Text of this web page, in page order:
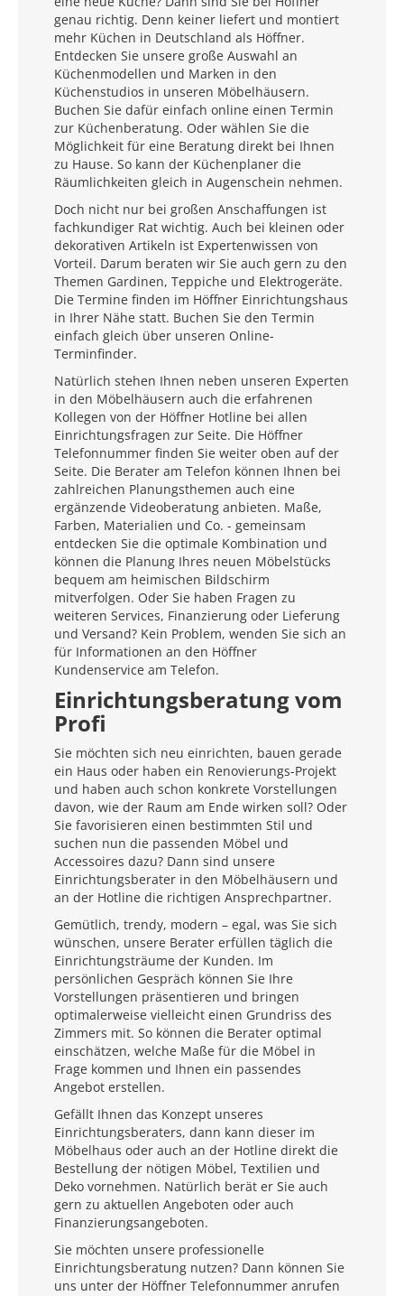
genau richtig. Denn keiner liefert und montiert
mehr Küchen in Deutschland als Höffner.
Entdecken Sie unsere große Auswahl an
Küchenmodellen und Marken in den
Küchenstudios in unseren Möbelhäusern.
Buchen Sie dafür einfach online einen Termin
zur Küchenberatung. Oder wählen Sie die
Möglichkeit für eine Beratung direkt bei Ihnen
zu Hause. So kann der Küchenplaner die
Räumlichkeiten gleich in Augenschein nehmen.
Doch nicht nur bei großen Anschaffungen ist
fachkundiger Rat wichtig. Auch bei kleinen oder
dekorativen Artikeln ist Expertenwissen von
Vorteil. Darum beraten wir Sie auch gern zu den
Themen Gardinen, Teppiche und Elektrogeräte.
Die Termine finden im Höffner Einrichtungshaus
in Ihrer Nähe statt. Buchen Sie den Termin
einfach gleich über unseren Online-
Terminfinder.
Natürlich stehen Ihnen neben unseren Experten
in den Möbelhäusern auch die erfahrenen
Kollegen von der Höffner Hotline bei allen
Einrichtungsfragen zur Seite. Die Höffner
Telefonnummer finden Sie weiter oben auf der
Seite. Die Berater am Telefon können Ihnen bei
zahlreichen Planungsthemen auch eine
ergänzende Videoberatung anbieten. Maße,
Farben, Materialien und Co. - gemeinsam
entdecken Sie die optimale Kombination und
können die Planung Ihres neuen Möbelstücks
bequem am heimischen Bildschirm
mitverfolgen. Oder Sie haben Fragen zu
weiteren Services, Finanzierung oder Lieferung
und Versand? Kein Problem, wenden Sie sich an
für Informationen an den Höffner
Kundenservice am Telefon.
Einrichtungsberatung vom
Profi
Sie möchten sich neu einrichten, bauen gerade
ein Haus oder haben ein Renovierungs-Projekt
und haben auch schon konkrete Vorstellungen
davon, wie der Raum am Ende wirken soll? Oder
Sie favorisieren einen bestimmten Stil und
suchen nun die passenden Möbel und
Accessoires dazu? Dann sind unsere
Einrichtungsberater in den Möbelhäusern und
an der Hotline die richtigen Ansprechpartner.
Gemütlich, trendy, modern – egal, was Sie sich
wünschen, unsere Berater erfüllen täglich die
Einrichtungsträume der Kunden. Im
persönlichen Gespräch können Sie Ihre
Vorstellungen präsentieren und bringen
optimalerweise vielleicht einen Grundriss des
Zimmers mit. So können die Berater optimal
einschätzen, welche Maße für die Möbel in
Frage kommen und Ihnen ein passendes
Angebot erstellen.
Gefällt Ihnen das Konzept unseres
Einrichtungsberaters, dann kann dieser im
Möbelhaus oder auch an der Hotline direkt die
Bestellung der nötigen Möbel, Textilien und
Deko vornehmen. Natürlich berät er Sie auch
gern zu aktuellen Angeboten oder auch
Finanzierungsangeboten.
Sie möchten unsere professionelle
Einrichtungsberatung nutzen? Dann können Sie
uns unter der Höffner Telefonnummer anrufen